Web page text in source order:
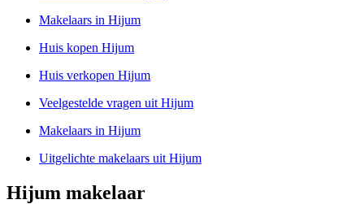
Makelaars in Hijum
Huis kopen Hijum
Huis verkopen Hijum
Veelgestelde vragen uit Hijum
Makelaars in Hijum
Uitgelichte makelaars uit Hijum
Hijum makelaar